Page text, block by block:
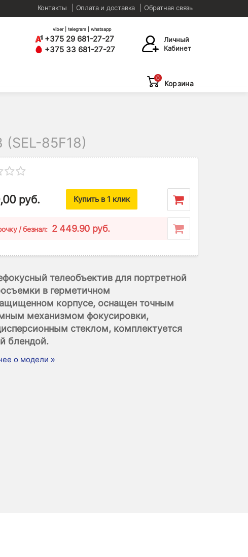
Контакты Оплата и доставка Обратная связь
viber | telegram | whatsapp
+375 29 681-27-27
+375 33 681-27-27
Личный
Кабинет
0
Корзина
85F18)
руб. Купить в 1 клик
/ безнал: 2 449.90 руб.
телеобъектив для портретной
в герметичном
корпусе, оснащен точным
механизмом фокусировки,
стеклом, комплектуется
блендой.
о модели »